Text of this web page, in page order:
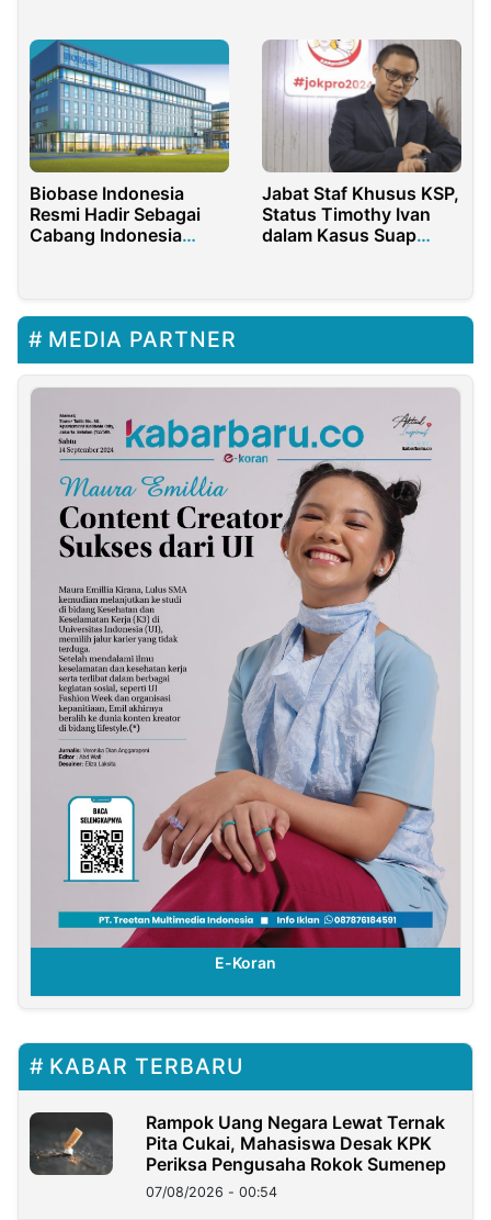
Biobase Indonesia
Resmi Hadir Sebagai
Cabang Indonesia
Jabat Staf Khusus KSP,
Status Timothy Ivan
dalam Kasus Suap
MEDIA PARTNER
E-Koran
KABAR TERBARU
Rampok Uang Negara Lewat Ternak
Pita Cukai, Mahasiswa Desak KPK
Periksa Pengusaha Rokok Sumenep
07/08/2026 - 00:54